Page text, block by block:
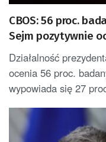
CBOS: 56 proc.
Sejm pozytywnie
proc.
Działalność
ocenia 56 proc.
wypowiada się 27